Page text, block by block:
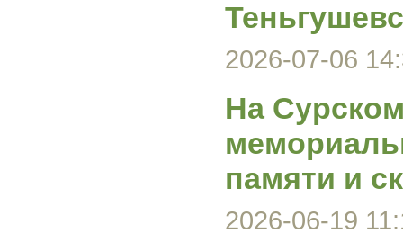
2026-07-06
На
памяти и
2026-06-19